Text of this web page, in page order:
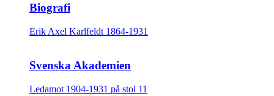
Biografi
Erik Axel Karlfeldt 1864-1931
Svenska Akademien
Ledamot 1904-1931 på stol 11